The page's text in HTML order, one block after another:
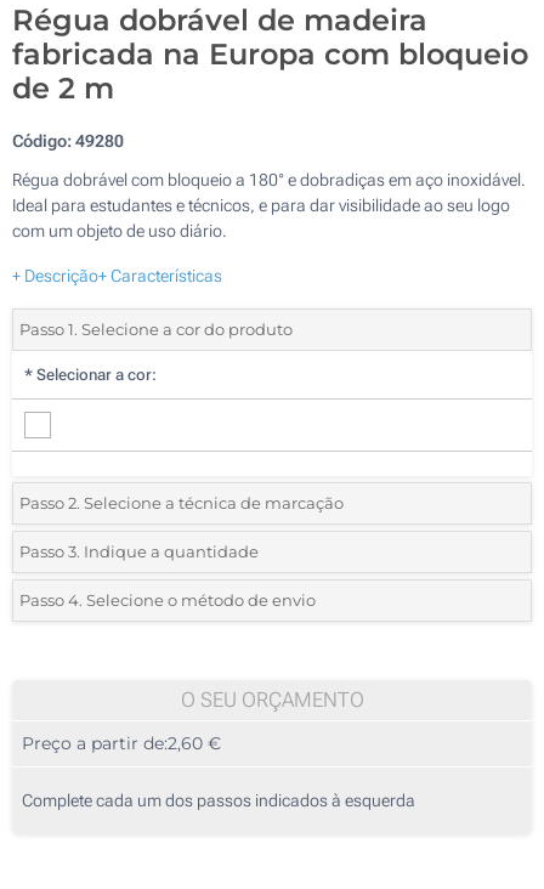
Régua dobrável de madeira
fabricada na Europa com bloqueio
de 2 m
Código:49280
Régua dobrável com bloqueio a 180° e dobradiças em aço inoxidável.
Ideal para estudantes e técnicos, e para dar visibilidade ao seu logo
com um objeto de uso diário.
+ Descrição+ Características
Passo 1. Selecione a cor do produto
* Selecionar a cor:
Passo 2. Selecione a técnica de marcação
*Selecione o tipo de marcação e as cores do logotipo:
1 Cor (Num lado)
Passo 3. Indique a quantidade
*Quantidade mínima:10
20
50
Passo 4. Selecione o método de envio
O SEU ORÇAMENTO
Preço a partir de:2,60 €
Complete cada um dos passos indicados à esquerda